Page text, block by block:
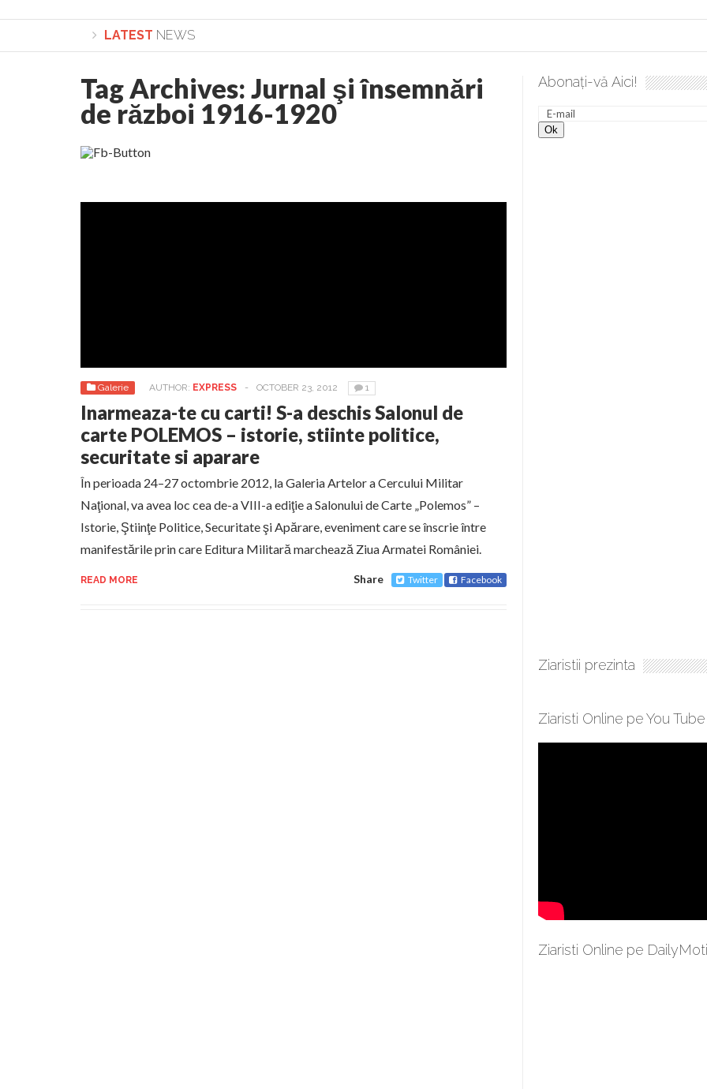
LATEST NEWS
Lepădarea de sine și urmarea lui Hristos. Calea spre desăvârșire. Gând de duminică de Elena Solunca Moise
Tag Archives:Jurnal şi însemnări
de război 1916-1920
Galerie AUTHOR: EXPRESS - OCTOBER 23, 2012 1
Inarmeaza-te cu carti! S-a deschis Salonul de
carte POLEMOS – istorie, stiinte politice,
securitate si aparare
În perioada 24–27 octombrie 2012, la Galeria Artelor a Cercului Militar
Naţional, va avea loc cea de-a VIII-a ediţie a Salonului de Carte „Polemos” –
Istorie, Ştiinţe Politice, Securitate şi Apărare, eveniment care se înscrie între
manifestările prin care Editura Militară marchează Ziua Armatei României.
READ MORE Share Twitter Facebook
Abonați-vă Aici!
Ziaristii prezinta
Ziaristi Online pe You Tube
Ziaristi Online pe